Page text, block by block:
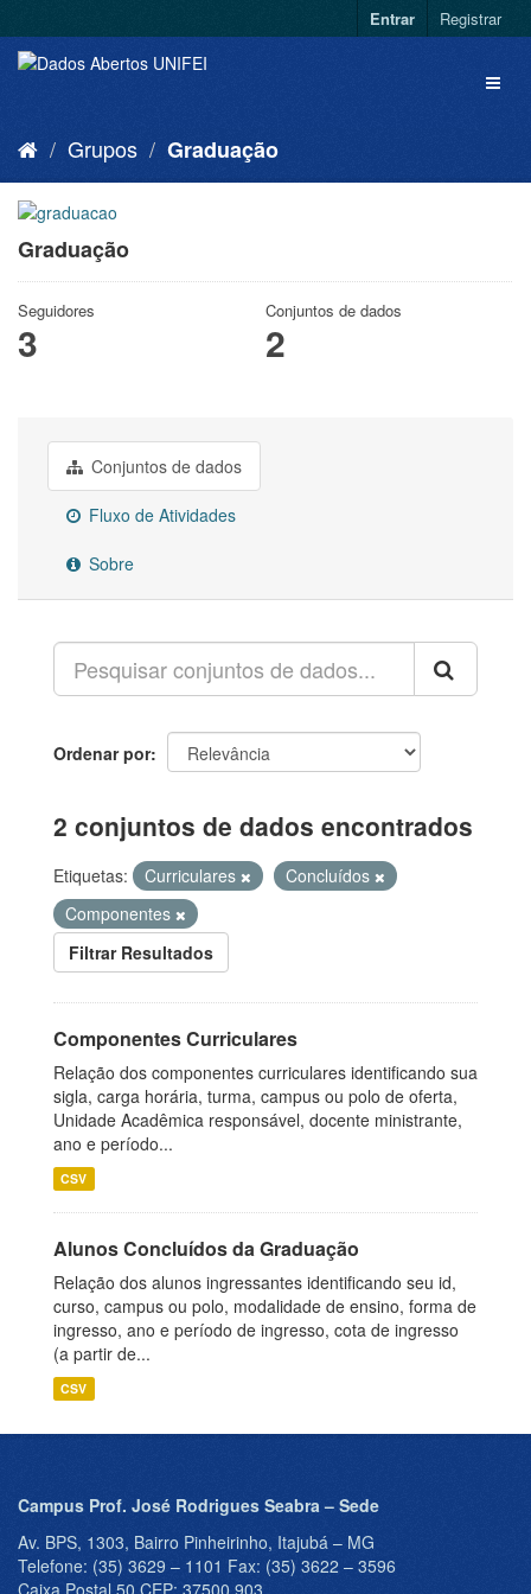
Entrar Registrar
Grupos Graduação
Graduação
Seguidores
3
Conjuntos de dados
2
Conjuntos de dados
Fluxo de Atividades
Sobre
Ordenar por
2 conjuntos de dados encontrados
Etiquetas: Curriculares
Concluídos
Componentes
Filtrar Resultados
Componentes Curriculares
Relação dos componentes curriculares identificando sua
sigla, carga horária, turma, campus ou polo de oferta,
Unidade Acadêmica responsável, docente ministrante,
ano e período...
CSV
Alunos Concluídos da Graduação
Relação dos alunos ingressantes identificando seu id,
curso, campus ou polo, modalidade de ensino, forma de
ingresso, ano e período de ingresso, cota de ingresso
(a partir de...
CSV
Campus Prof. José Rodrigues Seabra – Sede
Av. BPS, 1303, Bairro Pinheirinho, Itajubá – MG
Telefone: (35) 3629 – 1101 Fax: (35) 3622 – 3596
Caixa Postal 50 CEP: 37500 903